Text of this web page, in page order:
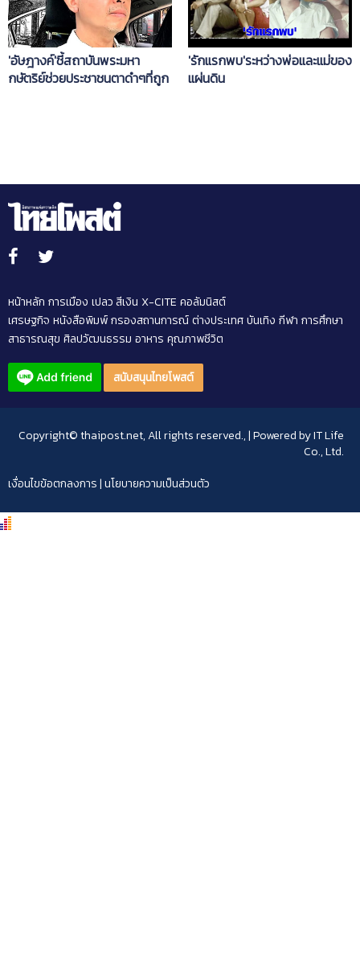
'อัษฎางค์'ชี้สถาบันพระมหา
กษัตริย์ช่วยประชาชนตาดำๆที่ถูก
'รักแรกพบ'ระหว่างพ่อและแม่ของ
แผ่นดิน
หน้าหลัก การเมือง เปลว สีเงิน X-CITE คอลัมนิสต์
เศรษฐกิจ หนังสือพิมพ์กรองสถานการณ์ต่างประเทศบันเทิง กีฬา การศึกษา
สาธารณสุข ศิลปวัฒนธรรม อาหาร คุณภาพชีวิต
สนับสนุนไทยโพสต์
Copyright© thaipost.net, All rights reserved., | Powered byIT Life
Co., Ltd.
เงื่อนไขข้อตกลงการ|นโยบายความเป็นส่วนตัว